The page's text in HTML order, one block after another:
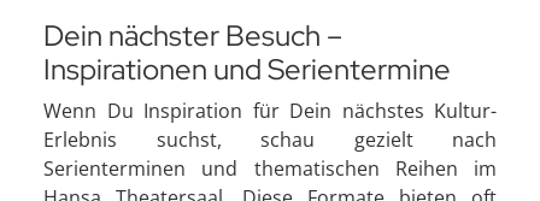
Dein nächster Besuch –
Inspirationen und Serientermine
Wenn Du Inspiration für Dein nächstes Kultur-
Erlebnis suchst, schau gezielt nach
Serienterminen und thematischen Reihen im